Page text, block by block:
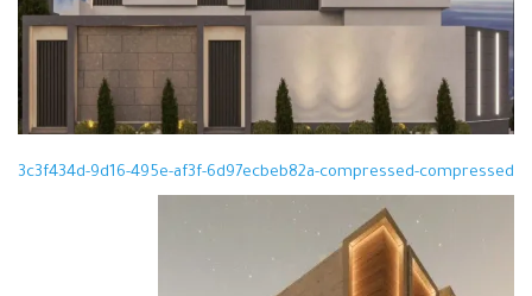
3c3f434d-9d16-495e-af3f-6d97ecbeb82a-compressed-compressed